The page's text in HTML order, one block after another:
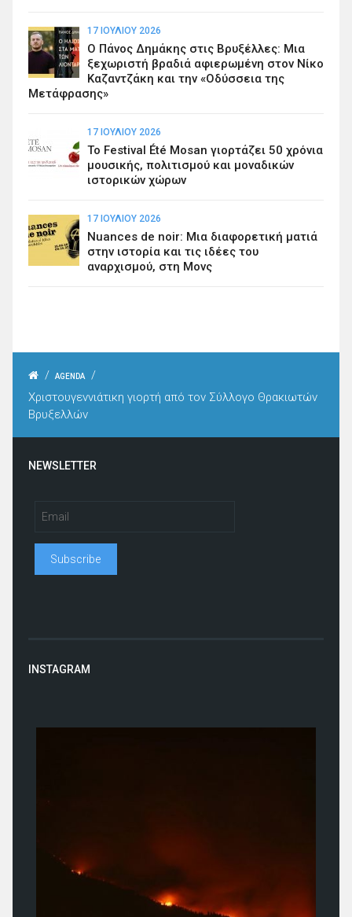
17 ΙΟΥΛΊΟΥ 2026
Ο Πάνος Δημάκης στις Βρυξέλλες: Μια
ξεχωριστή βραδιά αφιερωμένη στον Νίκο
Καζαντζάκη και την «Οδύσσεια της
Μετάφρασης»
17 ΙΟΥΛΊΟΥ 2026
Το Festival Été Mosan γιορτάζει 50 χρόνια
μουσικής, πολιτισμού και μοναδικών
ιστορικών χώρων
17 ΙΟΥΛΊΟΥ 2026
Nuances de noir: Μια διαφορετική ματιά
στην ιστορία και τις ιδέες του
αναρχισμού, στη Μονς
/ AGENDA
/
Χριστουγεννιάτικη γιορτή από τον Σύλλογο Θρακιωτών
Βρυξελλών
NEWSLETTER
INSTAGRAM